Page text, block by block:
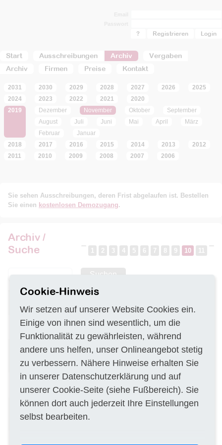
Start Ausschreibungen Archiv
Vergaben
Archiv
Firmen Preise Kontakt
? Registrieren
2031 2030 2029 2028 2027 2026
2025
2024
2023 2022 2021
2020
2019
Dezember November Oktober
September
August
Juli Juni Mai April
März
Februar
Januar
2018
2017 2016 2015 2014 2013
2012
2011
2010 2009 2008 2007 2006
Sie sehen Ausschreibungen, deren Frist abgelaufen ist. Bestellen
Sie einen kostenlosen Demozugang.
Archiv /
Suche
1 2 3 4 5 6 7 8 9 10 11
Suchen
Vorortkontrollen (VOK)
Erfassung altlastenverdächtiger
Flächen
DE–58636 06.11.2019
Grundwasserprobenahme und
chemische Analytik an Wasser-
und Bodenproben
DE–45504 06.11.2019
Beobachtung des
Grundwasserstandes
DE–50126 06.11.2019
Durchführung von
Kampfmitteldetektion und
DE–48653 05.11.2019
Cookie-Hinweis
Wir setzen auf unserer Website Cookies ein.
Einige von ihnen sind wesentlich, um die
Funktionalität zu gewährleisten, während
andere uns helfen, unser Onlineangebot stetig
zu verbessern. Nähere Hinweise erhalten Sie
in unserer Datenschutzerklärung und auf
unserer Cookie-Seite (siehe Fußbereich). Sie
können dort auch jederzeit Ihre Einstellungen
selbst bearbeiten.